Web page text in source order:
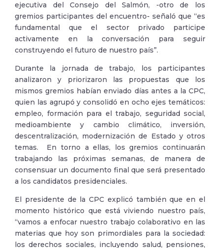
ejecutiva del Consejo del Salmón, -otro de los
gremios participantes del encuentro- señaló que “es
fundamental que el sector privado participe
activamente en la conversación para seguir
construyendo el futuro de nuestro país”.
Durante la jornada de trabajo, los participantes
analizaron y priorizaron las propuestas que los
mismos gremios habían enviado días antes a la CPC,
quien las agrupó y consolidó en ocho ejes temáticos:
empleo, formación para el trabajo, seguridad social,
medioambiente y cambio climático, inversión,
descentralización, modernización de Estado y otros
temas. En torno a ellas, los gremios continuarán
trabajando las próximas semanas, de manera de
consensuar un documento final que será presentado
a los candidatos presidenciales.
El presidente de la CPC explicó también que en el
momento histórico que está viviendo nuestro país,
“vamos a enfocar nuestro trabajo colaborativo en las
materias que hoy son primordiales para la sociedad:
los derechos sociales, incluyendo salud, pensiones,